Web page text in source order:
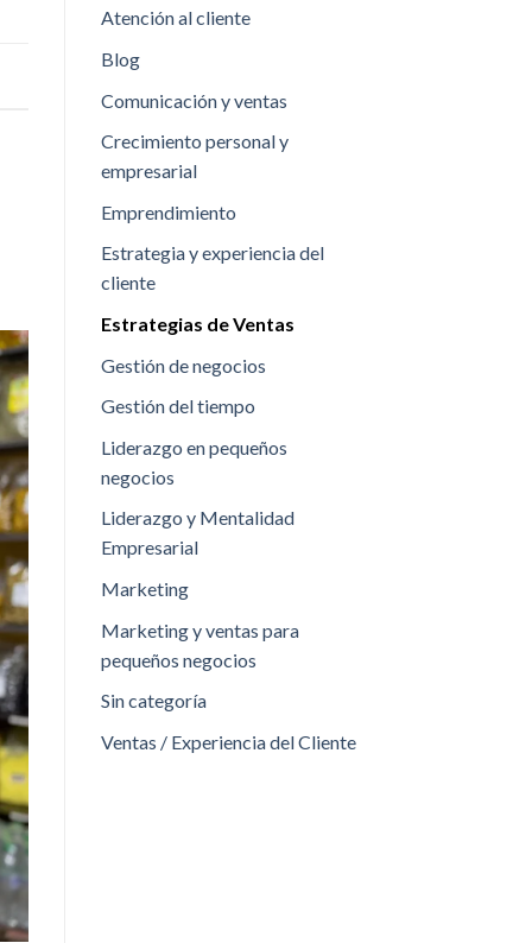
Atención al cliente
Blog
Comunicación y ventas
Crecimiento personal y
empresarial
Emprendimiento
Estrategia y experiencia del
cliente
Estrategias de Ventas
Gestión de negocios
Gestión del tiempo
Liderazgo en pequeños
negocios
Liderazgo y Mentalidad
Empresarial
Marketing
Marketing y ventas para
pequeños negocios
Sin categoría
Ventas / Experiencia del Cliente